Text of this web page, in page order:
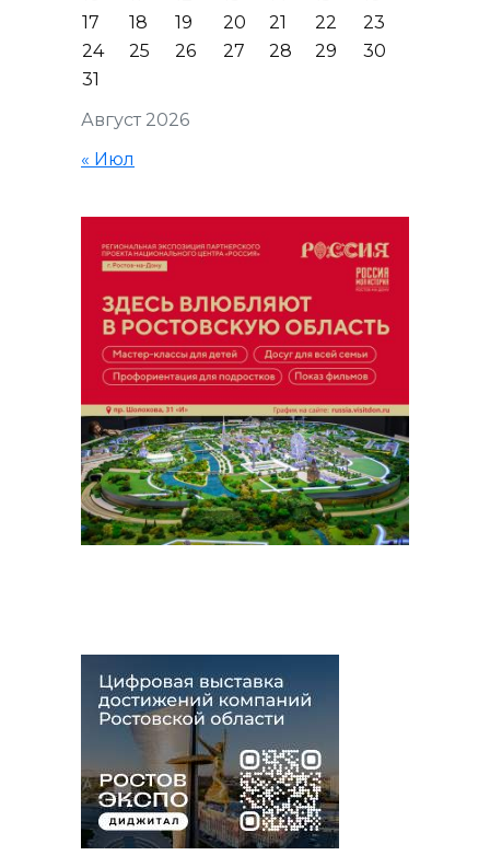
Август 2026
17
18 19 20 21 22
23
24
25 26 27 28 29
30
31
« Июл